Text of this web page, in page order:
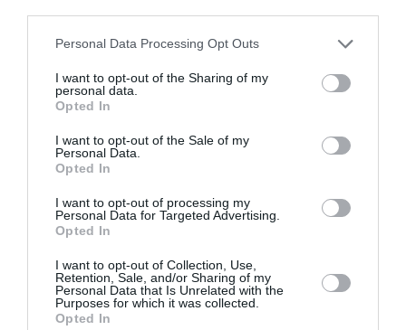
Personal Data Processing Opt Outs
I want to opt-out of the Sharing of my
personal data.
Opted In
I want to opt-out of the Sale of my
Personal Data.
Opted In
I want to opt-out of processing my
Personal Data for Targeted Advertising.
Opted In
I want to opt-out of Collection, Use,
Retention, Sale, and/or Sharing of my
Personal Data that Is Unrelated with the
Purposes for which it was collected.
Opted In
Ακολουθήστε το Culturenow.gr
Αντόνιο Πόρτσια –
Φωνές: Ένα βιβλίο
ως εσωτερικός
διάλογος
Φιλίπ Κολλέν – Ο
μπάρμαν του Ritz:
Ένα κοινωνικό